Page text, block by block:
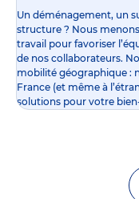
Un déménagement, un
structure ? Nous
travail pour favoriser
de nos collaborateurs.
mobilité géographique :
France (et même à
solutions pour votre